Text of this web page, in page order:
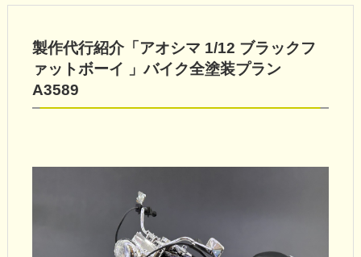
製作代行紹介「アオシマ 1/12 ブラックフ
ァットボーイ 」バイク全塗装プラン
A3589